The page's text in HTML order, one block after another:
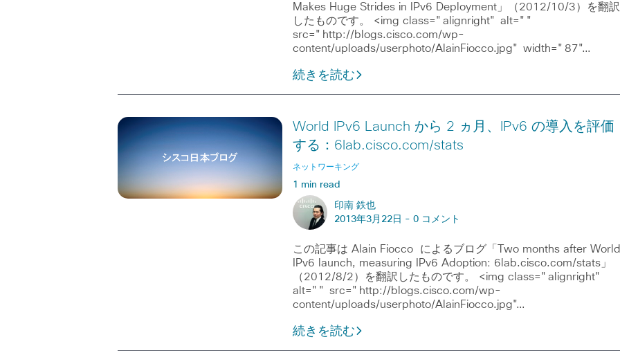
Makes Huge Strides in IPv6 Deployment」（2012/10/3）を翻訳
したものです。 <img class="alignright" alt=""
src="http://blogs.cisco.com/wp-
content/uploads/userphoto/AlainFiocco.jpg" width="87"…
続きを読む
World IPv6 Launch から 2 ヵ月、IPv6 の導入を評価
する：6lab.cisco.com/stats
ネットワーキング
1 min read
印南 鉄也
2013年3月22日 - 0 コメント
この記事は Alain Fiocco によるブログ「Two months after World
IPv6 launch, measuring IPv6 Adoption: 6lab.cisco.com/stats」
（2012/8/2）を翻訳したものです。 <img class="alignright"
alt="" src="http://blogs.cisco.com/wp-
content/uploads/userphoto/AlainFiocco.jpg"…
続きを読む